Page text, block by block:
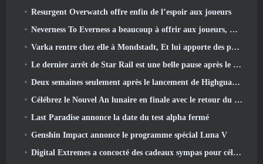
Resurgent Overwatch offre enfin de l’espoir aux joueurs
Neverness To Everness a beaucoup à offrir aux joueurs, Particulièrement amusant
Varka rentre chez elle à Mondstadt, Et lui apporte des problèmes dans la mise à jour Luna V de Genshin Impact
Le dernier arrêt de Star Rail est une belle pause après le traumatisme
Deux semaines seulement après le lancement de Highguard, Wildlight Entertainment annonce des licenciements
Célébrez le Nouvel An lunaire en finale avec le retour du « mode Bank It »
Last Paradise annonce la date du test alpha fermé
Genshin Impact annonce le programme spécial Luna V
Digital Extremes a concocté des cadeaux sympas pour célébrer le nouvel an lunaire dans Warframe